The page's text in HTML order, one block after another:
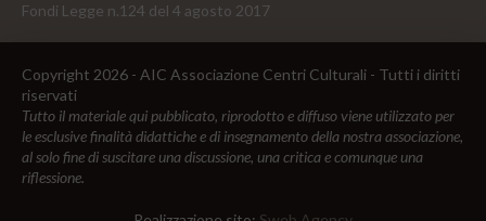
Fondi Legge n.124 del 4 agosto 2017
Copyright 2026 - AIC Associazione Centri Culturali - Tutti i diritti
riservati
Tutto il materiale qui pubblicato, riprodotto e diffuso viene utilizzato per
le esclusive finalità didattiche e di insegnamento della nostra associazione,
al solo fine di suscitare una discussione, una critica e comunque una
riflessione.